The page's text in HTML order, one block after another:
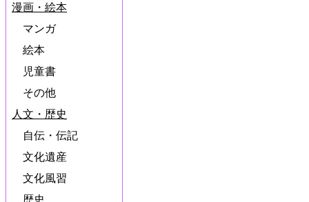
漫画・絵本
マンガ
絵本
児童書
その他
人文・歴史
自伝・伝記
文化遺産
文化風習
歴史